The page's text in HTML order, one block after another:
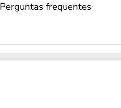
Perguntas frequentes